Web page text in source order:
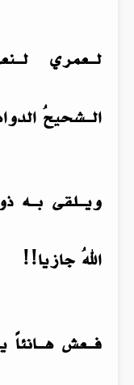
لـعمري
الـشحيحُ
ويـلقى بـه
“مـن
اللهُ جازيا!!
فـعش